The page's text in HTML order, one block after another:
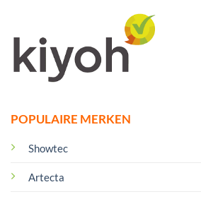
POPULAIRE MERKEN
Showtec
Artecta